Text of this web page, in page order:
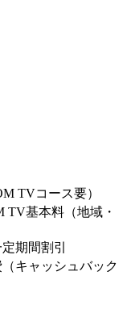
TVコース要）
TV基本料（地域・
期間割引
キャッシュバック